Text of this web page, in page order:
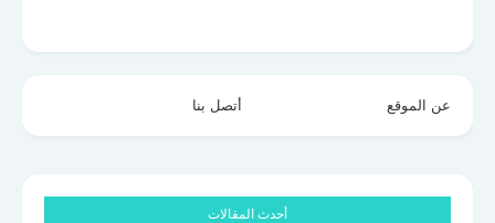
عن الموقع أتصل بنا
أحدث المقالات